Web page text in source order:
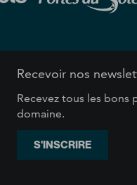
Recevoir nos
Recevez tous les bons
domaine.
S'INSCRIRE